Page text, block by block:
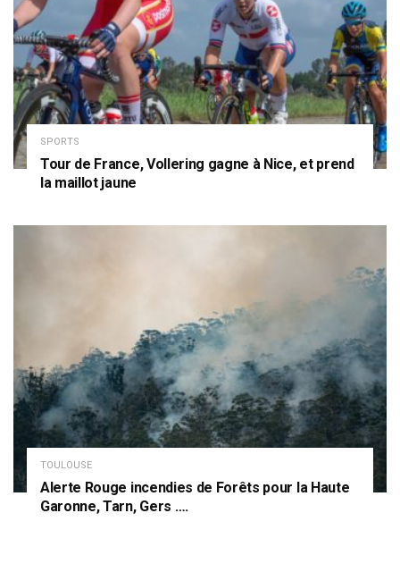
SPORTS
Tour de France, Vollering gagne à Nice, et prend
la maillot jaune
TOULOUSE
Alerte Rouge incendies de Forêts pour la Haute
Garonne, Tarn, Gers ….